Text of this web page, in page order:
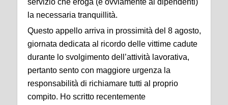
servizio che eroga (e ovviamente ai dipendenti)
la necessaria tranquillità.
Questo appello arriva in prossimità del 8 agosto,
giornata dedicata al ricordo delle vittime cadute
durante lo svolgimento dell’attività lavorativa,
pertanto sento con maggiore urgenza la
responsabilità di richiamare tutti al proprio
compito. Ho scritto recentemente